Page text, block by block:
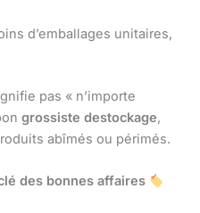
d’emballages unitaires,
pas « n’importe
grossiste destockage,
abîmés ou périmés.
des bonnes affaires